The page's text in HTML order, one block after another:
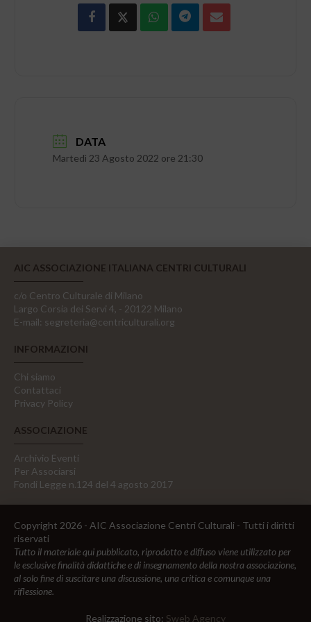
DATA
Martedì 23 Agosto 2022 ore 21:30
AIC ASSOCIAZIONE ITALIANA CENTRI CULTURALI
c/o Centro Culturale di Milano
Largo Corsia dei Servi 4, - 20122 Milano
E-mail: segreteria@centriculturali.org
INFORMAZIONI
Chi siamo
Contattaci
Privacy Policy
ASSOCIAZIONE
Archivio Eventi
Per Associarsi
Fondi Legge n.124 del 4 agosto 2017
Copyright 2026 - AIC Associazione Centri Culturali - Tutti i diritti
riservati
Tutto il materiale qui pubblicato, riprodotto e diffuso viene utilizzato per
le esclusive finalità didattiche e di insegnamento della nostra associazione,
al solo fine di suscitare una discussione, una critica e comunque una
riflessione.
Realizzazione sito: Sweb Agency